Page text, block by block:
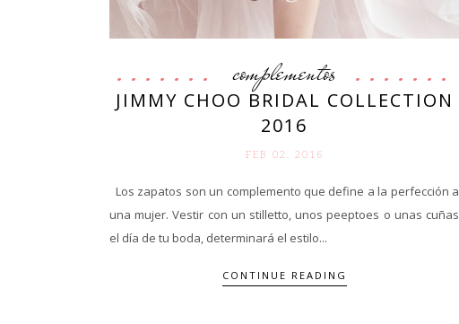
complementos
JIMMY CHOO BRIDAL COLLECTION
2016
FEB 02. 2016
Los zapatos son un complemento que define a la perfección a
una mujer. Vestir con un stilletto, unos peeptoes o unas cuñas
el día de tu boda, determinará el estilo...
CONTINUE READING